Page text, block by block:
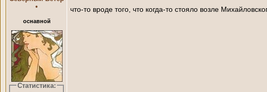
•
оснавной
Статистика:
что-то вроде того, что когда-то стояло возле